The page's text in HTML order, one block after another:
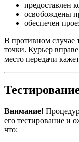
предоставлен
освобождены
обеспечен
В противном случае
точки. Курьер вправе
место передачи
Внимание!
его тестирование и
что: